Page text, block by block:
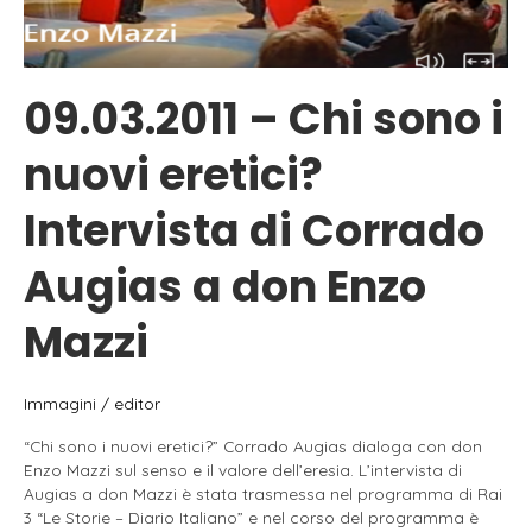
09.03.2011 – Chi sono i
nuovi eretici?
Intervista di Corrado
Augias a don Enzo
Mazzi
Immagini / editor
“Chi sono i nuovi eretici?” Corrado Augias dialoga con don
Enzo Mazzi sul senso e il valore dell’eresia. L’intervista di
Augias a don Mazzi è stata trasmessa nel programma di Rai
3 “Le Storie – Diario Italiano” e nel corso del programma è